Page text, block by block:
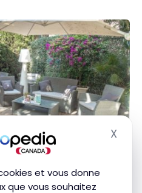
et vous donne
que vous souhaitez
X
Brice Garden – Nice |
Brice Garden – Nice |